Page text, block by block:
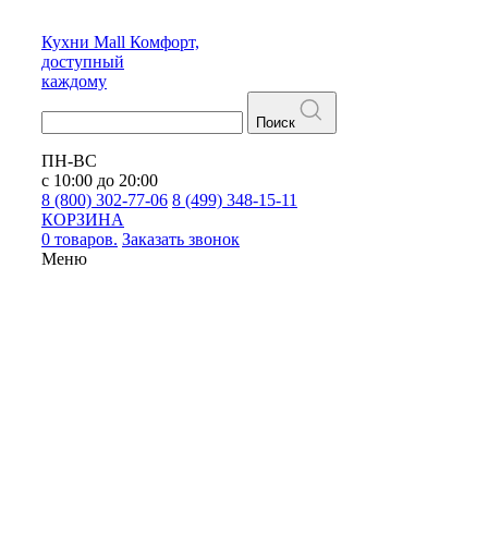
Кухни Mall Комфорт,
доступный
каждому
Поиск
ПН-ВС
с 10:00 до 20:00
8 (800) 302-77-06 8 (499) 348-15-11
КОРЗИНА
0 товаров. Заказать звонок
Меню